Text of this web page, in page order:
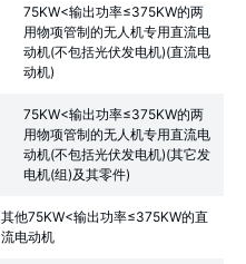
75KW<输出功率≤375KW的两
用物项管制的无人机专用直流电
动机(不包括光伏发电机)(直流电
动机)
75KW<输出功率≤375KW的两
用物项管制的无人机专用直流电
动机(不包括光伏发电机)(其它发
电机(组)及其零件)
其他75KW<输出功率≤375KW的直
流电动机